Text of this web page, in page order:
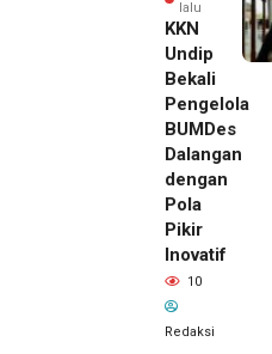
lalu
KKN
Undip
Bekali
Pengelola
BUMDes
Dalangan
dengan
Pola
Pikir
Inovatif
10
Redaksi
Pemilik
Royal
Phone